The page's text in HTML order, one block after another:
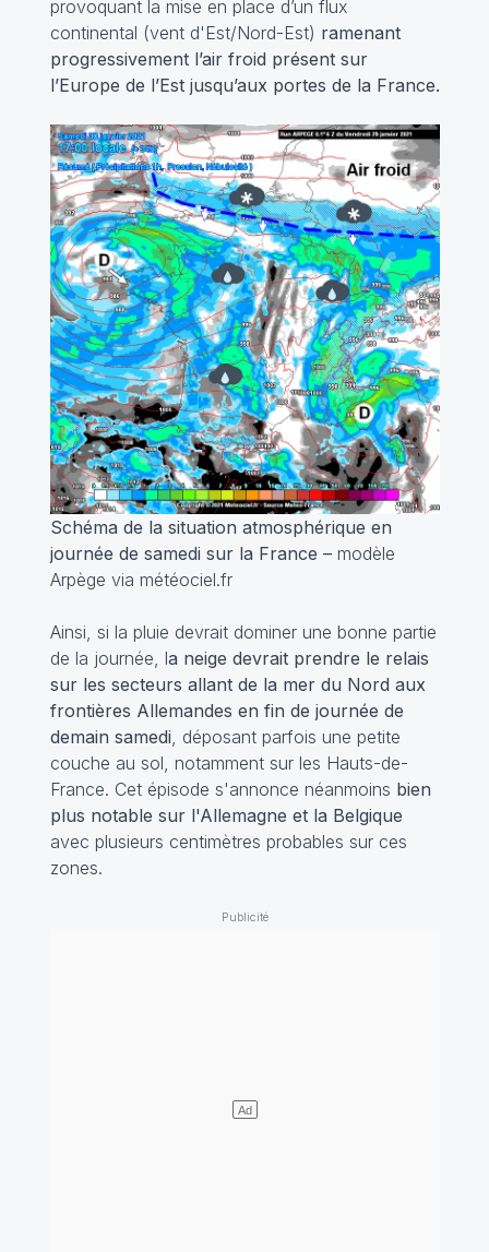
provoquant la mise en place d’un flux
continental (vent d'Est/Nord-Est) ramenant
progressivement l’air froid présent sur
l’Europe de l’Est jusqu’aux portes de la France.
Schéma de la situation atmosphérique en
journée de samedi sur la France –modèle
Arpège via météociel.fr
Ainsi, si la pluie devrait dominer une bonne partie
de la journée, la neige devrait prendre le relais
sur les secteurs allant de la mer du Nord aux
frontières Allemandes en fin de journée de
demain samedi, déposant parfois une petite
couche au sol, notamment sur les Hauts-de-
France. Cet épisode s'annonce néanmoins bien
plus notable sur l'Allemagne et la Belgique
avec plusieurs centimètres probables sur ces
zones.